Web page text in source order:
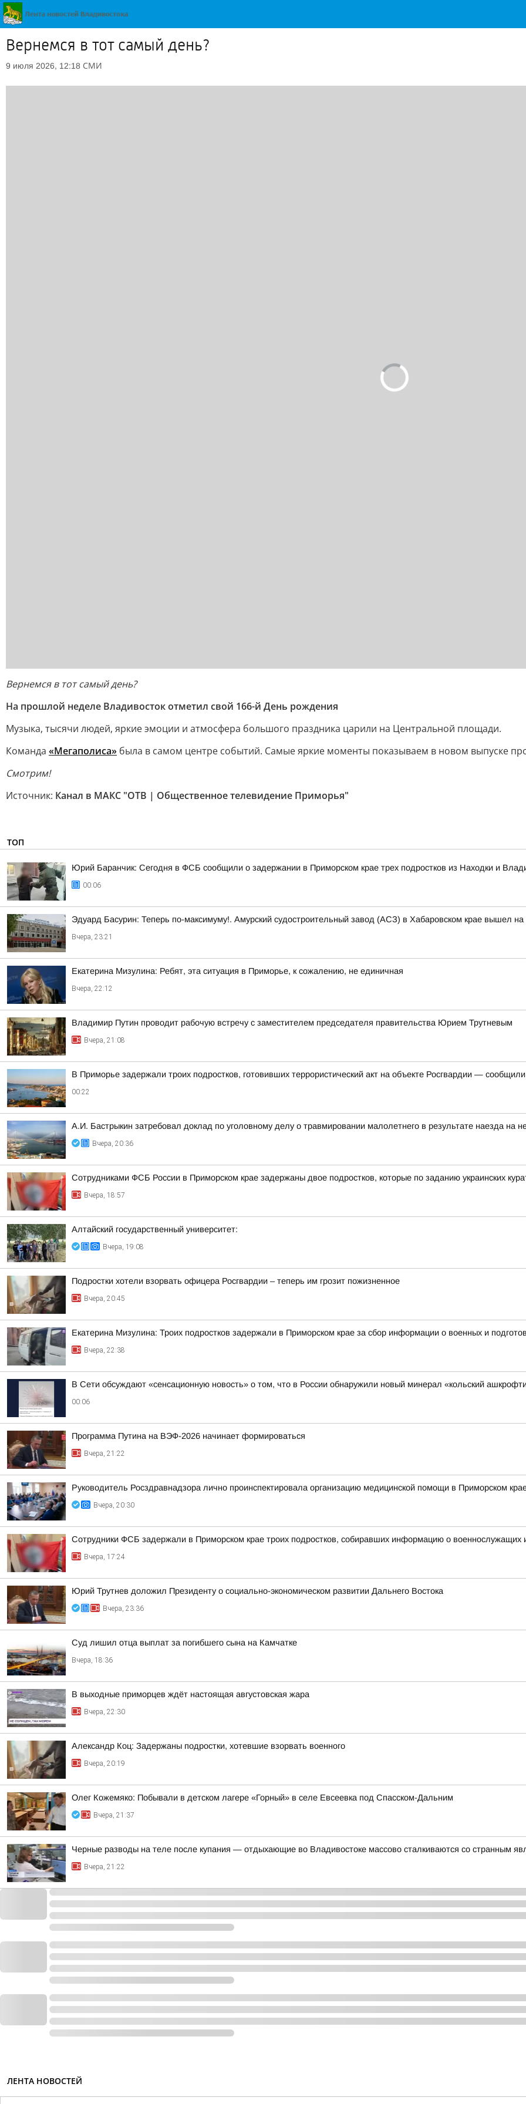
Вернемся в тот самый день?
9 июля 2026, 12:18 СМИ
Вернемся в тот самый день?
На прошлой неделе Владивосток отметил свой 166-й День рождения
Музыка, тысячи людей, яркие эмоции и атмосфера большого праздника царили на Центральной площади.
Команда «Мегаполиса» была в самом центре событий. Самые яркие моменты показываем в новом выпуске
Смотрим!
Источник: Канал в МАКС "ОТВ | Общественное телевидение Приморья"
ТОП
Юрий Баранчик: Сегодня в ФСБ сообщили о задержании в Приморском крае трех подростков из Находки и
00:06
Эдуард Басурин: Теперь по-максимуму!. Амурский судостроительный завод (АСЗ) в Хабаровском крае вышел на
Вчера, 23:21
Екатерина Мизулина: Ребят, эта ситуация в Приморье, к сожалению, не единичная
Вчера, 22:12
Владимир Путин проводит рабочую встречу с заместителем председателя правительства Юрием Трутневым
Вчера, 21:08
В Приморье задержали троих подростков, готовивших террористический акт на объекте Росгвардии —
00:22
А.И. Бастрыкин затребовал доклад по уголовному делу о травмировании малолетнего в результате наезда на
Вчера, 20:36
Сотрудниками ФСБ России в Приморском крае задержаны двое подростков, которые по заданию украинских
Вчера, 18:57
Алтайский государственный университет:
Вчера, 19:08
Подростки хотели взорвать офицера Росгвардии – теперь им грозит пожизненное
Вчера, 20:45
Екатерина Мизулина: Троих подростков задержали в Приморском крае за сбор информации о военных и
Вчера, 22:38
В Сети обсуждают «сенсационную новость» о том, что в России обнаружили новый минерал «кольский
00:06
Программа Путина на ВЭФ-2026 начинает формироваться
Вчера, 21:22
Руководитель Росздравнадзора лично проинспектировала организацию медицинской помощи в Приморском
Вчера, 20:30
Сотрудники ФСБ задержали в Приморском крае троих подростков, собиравших информацию о военнослужащих
Вчера, 17:24
Юрий Трутнев доложил Президенту о социально-экономическом развитии Дальнего Востока
Вчера, 23:36
Суд лишил отца выплат за погибшего сына на Камчатке
Вчера, 18:36
В выходные приморцев ждёт настоящая августовская жара
Вчера, 22:30
Александр Коц: Задержаны подростки, хотевшие взорвать военного
Вчера, 20:19
Олег Кожемяко: Побывали в детском лагере «Горный» в селе Евсеевка под Спасском-Дальним
Вчера, 21:37
Черные разводы на теле после купания — отдыхающие во Владивостоке массово сталкиваются со странным
Вчера, 21:22
ЛЕНТА НОВОСТЕЙ